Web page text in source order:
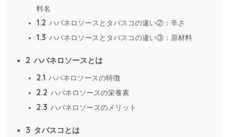
料名
1.2 ハバネロソースとタバスコの違い②：辛さ
1.3 ハバネロソースとタバスコの違い③：原材料
2 ハバネロソースとは
2.1 ハバネロソースの特徴
2.2 ハバネロソースの栄養素
2.3 ハバネロソースのメリット
3 タバスコとは